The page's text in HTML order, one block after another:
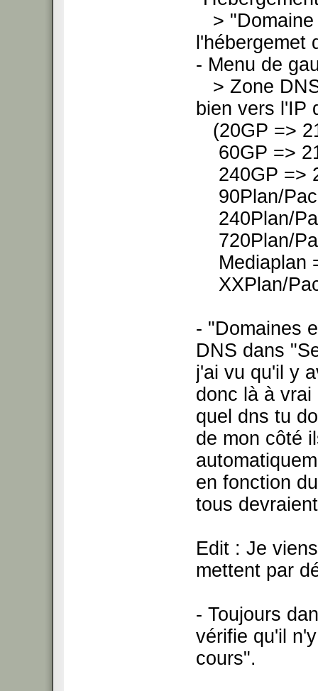
> "Domaine
l'hébergemet
- Menu de
> Zone
bien vers l'IP
(20GP =>
60GP =>
240GP =>
90Plan/
240Plan/
720Plan/
Mediaplan
XXPlan/
- "Domaines
DNS dans
j'ai vu qu'il y
donc là à
quel dns tu
de mon côté
en fonction
tous
Edit : Je
mettent par
- Toujours
vérifie qu'il
cours".